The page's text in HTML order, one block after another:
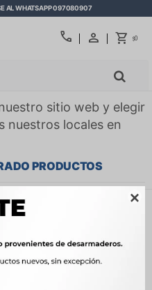

AL WHATSAPP 097080907
call $0
sitio web y elegir
nuestros locales en
PRODUCTOS
en esta sección.
de filtrado o busca en